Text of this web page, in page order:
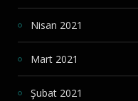
Nisan 2021
Mart 2021
Şubat 2021